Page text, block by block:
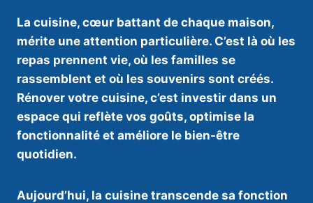
La cuisine, cœur battant de chaque maison,
mérite une attention particulière. C’est là où les
repas prennent vie, où les familles se
rassemblent et où les souvenirs sont créés.
Rénover votre cuisine, c’est investir dans un
espace qui reflète vos goûts, optimise la
fonctionnalité et améliore le bien-être
quotidien.
Aujourd’hui, la cuisine transcende sa fonction